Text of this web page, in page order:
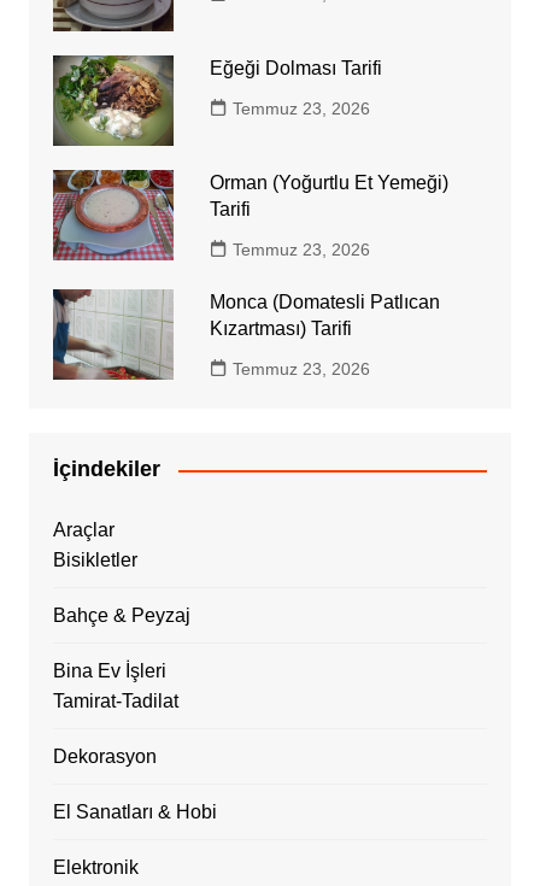
Eğeği Dolması Tarifi
Temmuz 23, 2026
Orman (Yoğurtlu Et Yemeği)
Tarifi
Temmuz 23, 2026
Monca (Domatesli Patlıcan
Kızartması) Tarifi
Temmuz 23, 2026
İçindekiler
Araçlar
Bisikletler
Bahçe & Peyzaj
Bina Ev İşleri
Tamirat-Tadilat
Dekorasyon
El Sanatları & Hobi
Elektronik